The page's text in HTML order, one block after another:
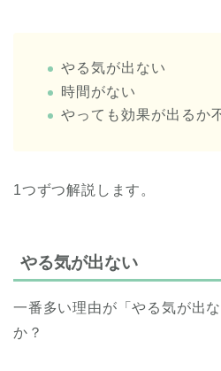
やる気が出ない
時間がない
やっても効果が出るか
1つずつ解説します。
やる気が出ない
一番多い理由が「やる気が出
か？